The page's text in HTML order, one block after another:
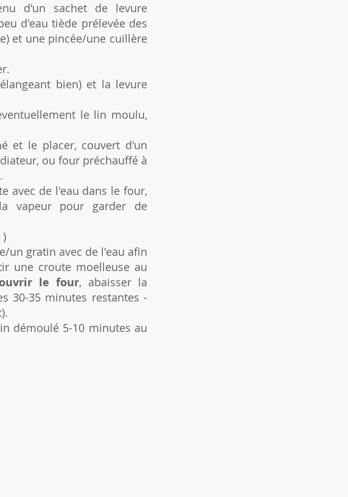
d'un sachet de levure
d'eau tiède prélevée des
et une pincée/une cuillère
bien) et la levure
le lin moulu,
et le placer, couvert d'un
ou four préchauffé à
avec de l'eau dans le four,
vapeur pour garder de
un gratin avec de l'eau afin
une croute moelleuse au
le four, abaisser la
30-35 minutes restantes -
démoulé 5-10 minutes au